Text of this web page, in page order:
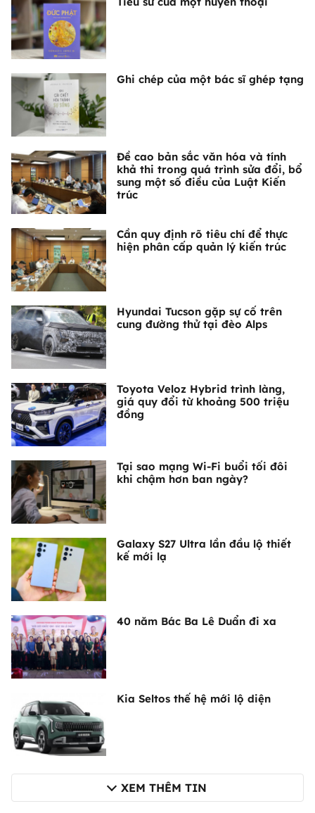
Ghi chép của một bác sĩ ghép tạng
Đề cao bản sắc văn hóa và tính
khả thi trong quá trình sửa đổi, bổ
sung một số điều của Luật Kiến
trúc
Cần quy định rõ tiêu chí để thực
hiện phân cấp quản lý kiến trúc
Hyundai Tucson gặp sự cố trên
cung đường thử tại đèo Alps
Toyota Veloz Hybrid trình làng,
giá quy đổi từ khoảng 500 triệu
đồng
Tại sao mạng Wi-Fi buổi tối đôi
khi chậm hơn ban ngày?
Galaxy S27 Ultra lần đầu lộ thiết
kế mới lạ
40 năm Bác Ba Lê Duẩn đi xa
Kia Seltos thế hệ mới lộ diện
XEM THÊM TIN